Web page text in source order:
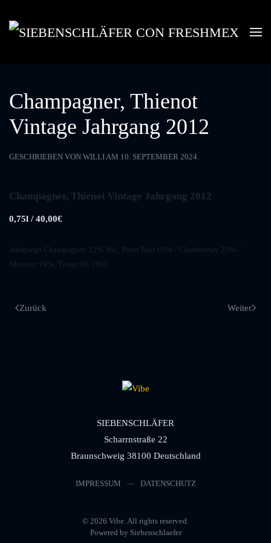
Skip to main content
Champagner, Thienot
Vintage Jahrgang 2012
GESCHRIEBEN VON WILLIAM 10. SEPTEMBER 2024.
Champagner, Thienot Vintage Jahrgang 2012
0,75l / 40,00€
Jahrgangs Champagner, 12% Vol., Pinot Noir 65% / Chardonnay 25% /
Meunier 10%, Tirage 05/2013
Zurück Weiter
SIEBENSCHLÄFER
Scharrnstraße 22
Braunschweig 38100 Deutschland
IMPRESSUM DATENSCHUTZ
© 2026 Vibe. All rights reserved.
Powered by Siebenschlaefer